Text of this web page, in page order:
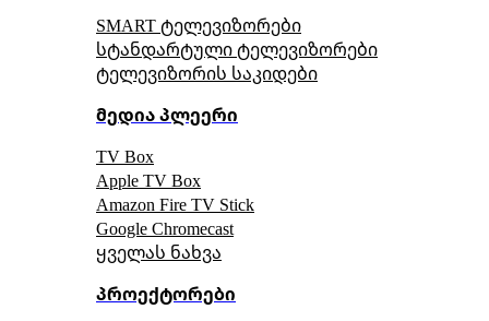
SMART ტელევიზორები
სტანდარტული ტელევიზორები
ტელევიზორის საკიდები
მედია პლეერი
TV Box
Apple TV Box
Amazon Fire TV Stick
Google Chromecast
ყველას ნახვა
პროექტორები